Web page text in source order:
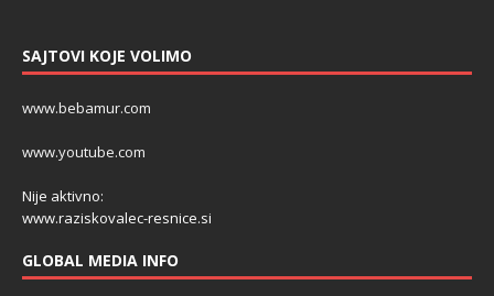
SAJTOVI KOJE VOLIMO
www.bebamur.com
www.youtube.com
Nije aktivno:
www.raziskovalec-resnice.si
GLOBAL MEDIA INFO